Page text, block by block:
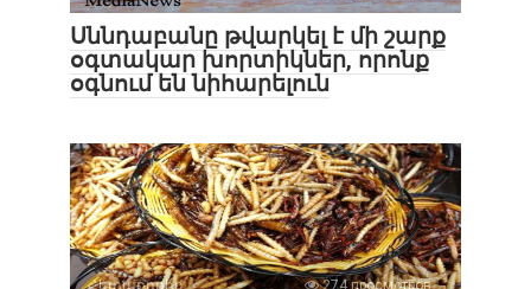
Սննդաբանը թվարկել է մի շարք
օգտակար խորտիկներ, որոնք
օգնում են նիհարելուն
Հետաքրքիր 274 просмотров